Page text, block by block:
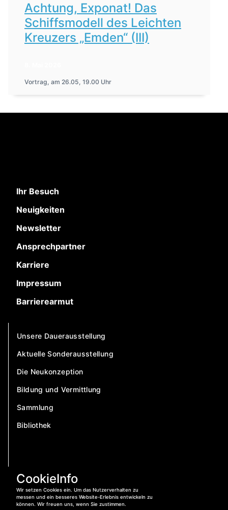
CookieInfo
Wir setzen Cookies ein. Um das Nutzerverhalten zu
messen und ein besseres Website-Erlebnis entwickeln zu
können. Wir freuen uns, wenn Sie zustimmen.
Achtung, Exponat! Das
Schiffsmodell des Leichten
Kreuzers „Emden“ (III)
Vortrag, am 26.05, 19.00 Uhr
Ihr Besuch
Neuigkeiten
Newsletter
Ansprechpartner
Karriere
Impressum
Barrierearmut
Unsere Dauerausstellung
Aktuelle Sonderausstellung
Die Neukonzeption
Bildung und Vermittlung
Sammlung
Bibliothek